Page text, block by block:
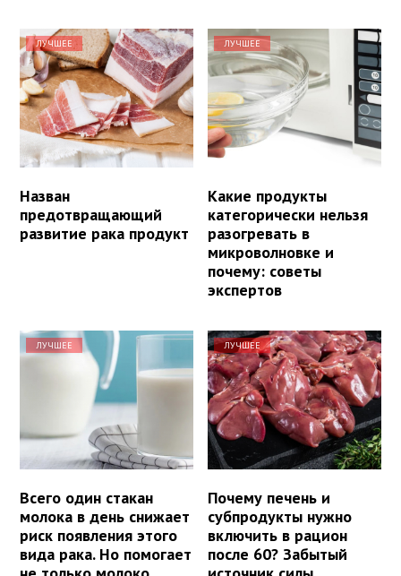
ЛУЧШЕЕ
Назван
предотвращающий
развитие рака продукт
ЛУЧШЕЕ
Какие продукты
категорически нельзя
разогревать в
микроволновке и
почему: советы
экспертов
ЛУЧШЕЕ
Всего один стакан
молока в день снижает
риск появления этого
вида рака. Но помогает
ЛУЧШЕЕ
Почему печень и
субпродукты нужно
включить в рацион
после 60? Забытый